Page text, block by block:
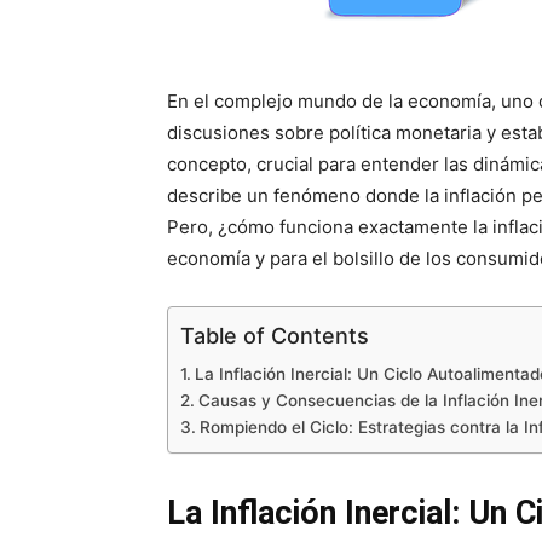
En el complejo mundo de la economía,
discusiones sobre política monetaria y
concepto, crucial para entender las
describe un fenómeno donde la inflación
Pero, ¿cómo funciona exactamente la
economía y para el bolsillo de los
Table of Contents
La Inflación Inercial: Un Ciclo
Causas y Consecuencias de la Inflación
Rompiendo el Ciclo: Estrategias contra la
La Inflación Inercial: Un